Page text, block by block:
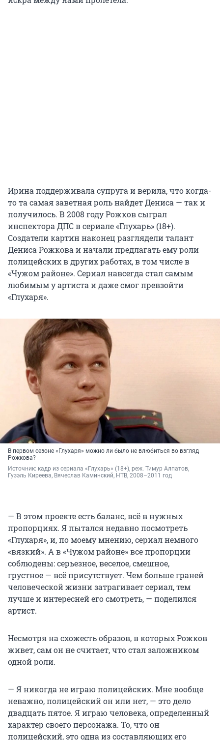
Ирина поддерживала супруга и верила, что когда-
то та самая заветная роль найдет Дениса — так и
получилось. В 2008 году Рожков сыграл
инспектора ДПС в сериале «Глухарь» (18+).
Создатели картин наконец разглядели талант
Дениса Рожкова и начали предлагать ему роли
полицейских в других работах, в том числе в
«Чужом районе». Сериал навсегда стал самым
любимым у артиста и даже смог превзойти
«Глухаря».
В первом сезоне «Глухаря» можно ли было не влюбиться во взгляд
Рожкова?
Источник: кадр из сериала «Глухарь» (18+), реж. Тимур Алпатов,
Гузэль Киреева, Вячеслав Каминский, НТВ, 2008–2011 год
— В этом проекте есть баланс, всё в нужных
пропорциях. Я пытался недавно посмотреть
«Глухаря», и, по моему мнению, сериал немного
«вязкий». А в «Чужом районе» все пропорции
соблюдены: серьезное, веселое, смешное,
грустное — всё присутствует. Чем больше граней
человеческой жизни затрагивает сериал, тем
лучше и интересней его смотреть, — поделился
артист.
Несмотря на схожесть образов, в которых Рожков
живет, сам он не считает, что стал заложником
одной роли.
— Я никогда не играю полицейских. Мне вообще
неважно, полицейский он или нет, — это дело
двадцать пятое. Я играю человека, определенный
характер своего персонажа. То, что он
полицейский, это одна из составляющих его